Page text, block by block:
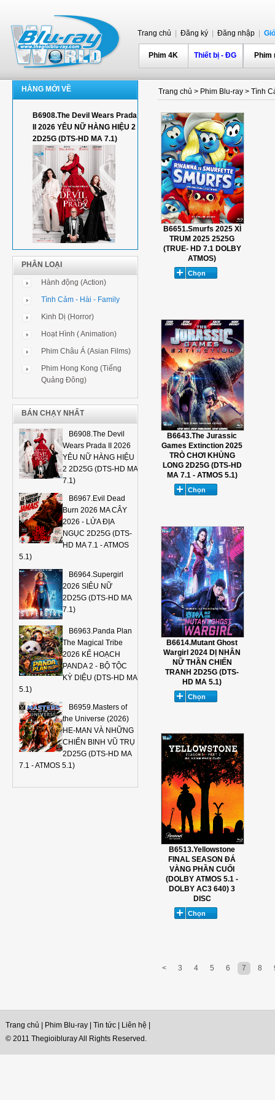
Trang chủ Đăng ký Đăng nhập
Phim 4K Thiết bị - ĐG Phim
HÀNG MỚI VỀ
B6908.The Devil Wears Prada
II 2026 YÊU NỮ HÀNG HIỆU 2
2D25G (DTS-HD MA 7.1)
PHÂN LOẠI
Hành động (Action)
Tình Cảm - Hài - Family
Kinh Dị (Horror)
Hoạt Hình ( Animation)
Phim Châu Á (Asian Films)
Phim Hong Kong (Tiếng
Quảng Đông)
BÁN CHẠY NHẤT
B6908.The Devil
Wears Prada II 2026
YÊU NỮ HÀNG HIỆU
2 2D25G (DTS-HD MA
7.1)
B6967.Evil Dead
Burn 2026 MA CÂY
2026 - LỬA ĐỊA
NGỤC 2D25G (DTS-
HD MA 7.1 - ATMOS
5.1)
B6964.Supergirl
2026 SIÊU NỮ
2D25G (DTS-HD MA
7.1)
B6963.Panda Plan
The Magical Tribe
2026 KẾ HOẠCH
PANDA 2 - BỘ TỘC
KỲ DIỆU (DTS-HD MA
5.1)
B6959.Masters of
the Universe (2026)
HE-MAN VÀ NHỮNG
CHIẾN BINH VŨ TRỤ
2D25G (DTS-HD MA
7.1 - ATMOS 5.1)
Trang chủ > Phim Blu-ray > Tình
B6651.Smurfs 2025 XÌ
TRUM 2025 2525G
(TRUE- HD 7.1 DOLBY
ATMOS)
B6643.The Jurassic
Games Extinction 2025
TRÒ CHƠI KHỦNG
LONG 2D25G (DTS-HD
MA 7.1 - ATMOS 5.1)
B6614.Mutant Ghost
Wargirl 2024 DỊ NHÂN
NỮ THẦN CHIẾN
TRANH 2D25G (DTS-
HD MA 5.1)
B6513.Yellowstone
FINAL SEASON ĐÁ
VÀNG PHẦN CUỐI
(DOLBY ATMOS 5.1 -
DOLBY AC3 640) 3
DISC
< 3 4 5 6 7 8
Trang chủ Phim Blu-ray Tin tức Liên hệ
© 2011 Thegioibluray All Rights Reserved.